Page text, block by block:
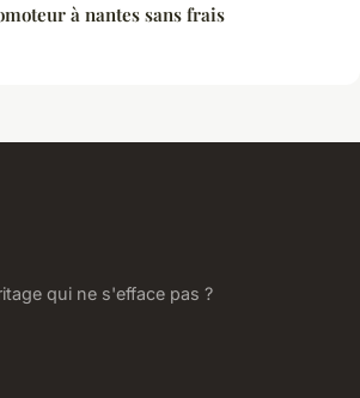
à nantes sans frais
qui ne s'efface pas ?